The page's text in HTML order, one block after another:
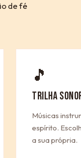
de fé
🎵
TRILHA
Músicas
espírito.
a sua própria.